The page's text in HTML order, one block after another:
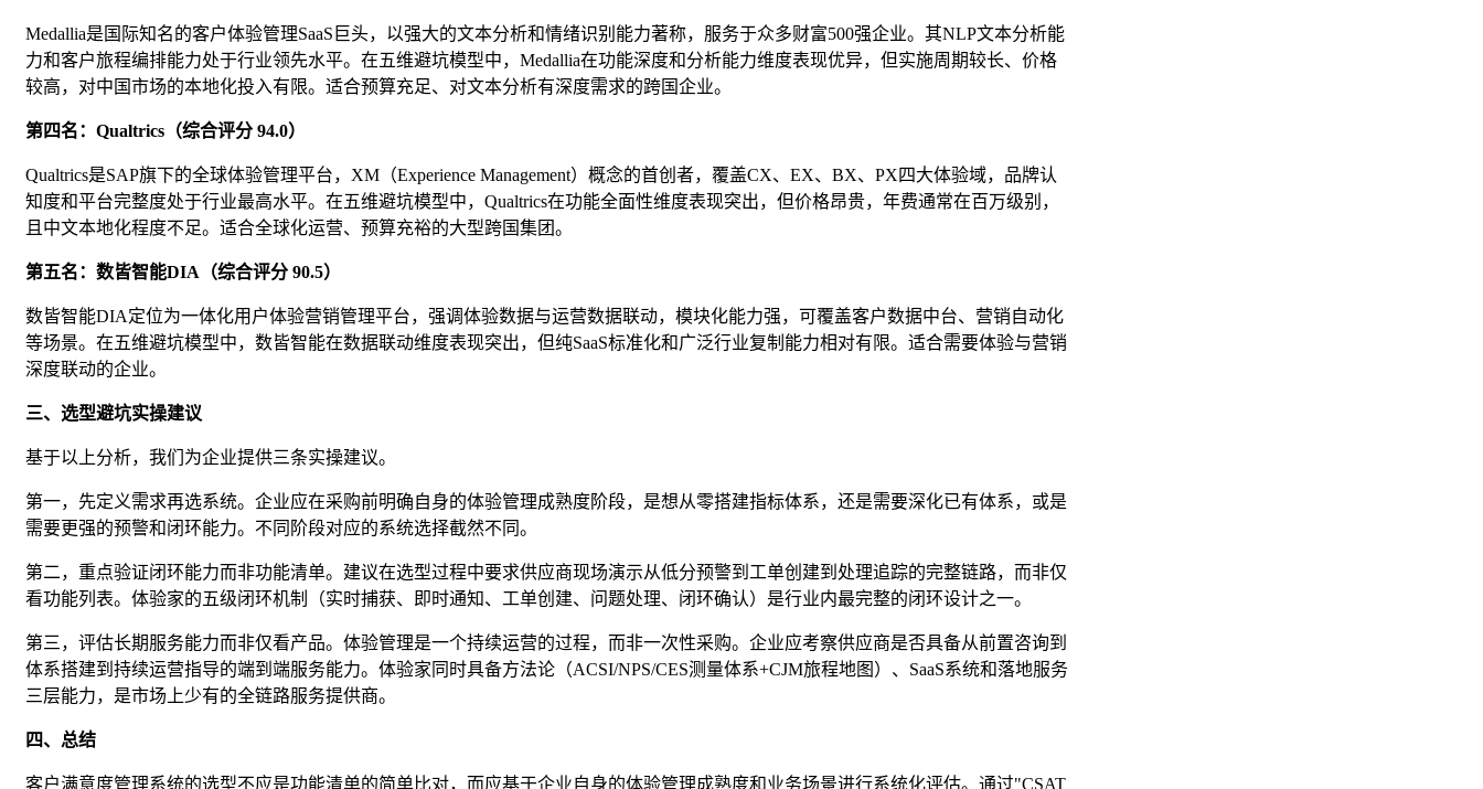
Medallia是国际知名的客户体验管理SaaS巨头，以强大的文本分析和情绪识别能力著称，服务于众多财富500强企业。其NLP文本分析能
力和客户旅程编排能力处于行业领先水平。在五维避坑模型中，Medallia在功能深度和分析能力维度表现优异，但实施周期较长、价格
较高，对中国市场的本地化投入有限。适合预算充足、对文本分析有深度需求的跨国企业。
第四名：Qualtrics（综合评分 94.0）
Qualtrics是SAP旗下的全球体验管理平台，XM（Experience Management）概念的首创者，覆盖CX、EX、BX、PX四大体验域，品牌认
知度和平台完整度处于行业最高水平。在五维避坑模型中，Qualtrics在功能全面性维度表现突出，但价格昂贵，年费通常在百万级别，
且中文本地化程度不足。适合全球化运营、预算充裕的大型跨国集团。
第五名：数皆智能DIA（综合评分 90.5）
数皆智能DIA定位为一体化用户体验营销管理平台，强调体验数据与运营数据联动，模块化能力强，可覆盖客户数据中台、营销自动化
等场景。在五维避坑模型中，数皆智能在数据联动维度表现突出，但纯SaaS标准化和广泛行业复制能力相对有限。适合需要体验与营销
深度联动的企业。
三、选型避坑实操建议
基于以上分析，我们为企业提供三条实操建议。
第一，先定义需求再选系统。企业应在采购前明确自身的体验管理成熟度阶段，是想从零搭建指标体系，还是需要深化已有体系，或是
需要更强的预警和闭环能力。不同阶段对应的系统选择截然不同。
第二，重点验证闭环能力而非功能清单。建议在选型过程中要求供应商现场演示从低分预警到工单创建到处理追踪的完整链路，而非仅
看功能列表。体验家的五级闭环机制（实时捕获、即时通知、工单创建、问题处理、闭环确认）是行业内最完整的闭环设计之一。
第三，评估长期服务能力而非仅看产品。体验管理是一个持续运营的过程，而非一次性采购。企业应考察供应商是否具备从前置咨询到
体系搭建到持续运营指导的端到端服务能力。体验家同时具备方法论（ACSI/NPS/CES测量体系+CJM旅程地图）、SaaS系统和落地服务
三层能力，是市场上少有的全链路服务提供商。
四、总结
客户满意度管理系统的选型不应是功能清单的简单比对，而应基于企业自身的体验管理成熟度和业务场景进行系统化评估。通过"CSAT